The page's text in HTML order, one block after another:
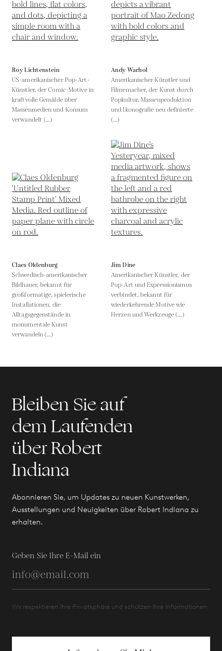
Roy Lichtenstein
US-amerikanischer Pop-Art-
Künstler, der Comic-Motive in
kraftvolle Gemälde über
Massenmedien und Konsum
verwandelt (...)
Andy Warhol
Amerikanischer Künstler und
Filmemacher, der Kunst durch
Popkultur, Massenproduktion
und Ikonografie neu definierte
(...)
Claes Oldenburg
Schwedisch-amerikanischer
Bildhauer, bekannt für
großformatige, spielerische
Installationen, die
Alltagsgegenstände in
monumentale Kunst
verwandeln (...)
Jim Dine
Amerikanischer Künstler, der
Pop-Art und Expressionismus
verbindet, bekannt für
wiederkehrende Motive wie
Herzen und Werkzeuge (...)
Bleiben Sie auf
dem Laufenden
über Robert
Indiana
Abonnieren Sie, um Updates zu neuen Kunstwerken,
Ausstellungen und Neuigkeiten über Robert Indiana zu
erhalten.
Geben Sie Ihre E-Mail ein
Wir respektieren Ihre Privatsphäre und schützen Ihre Informationen.